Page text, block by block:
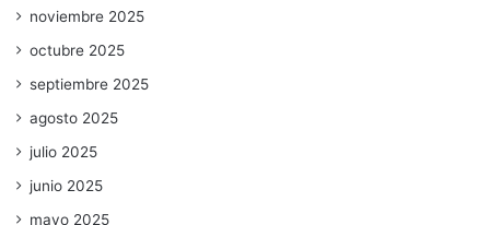
noviembre 2025
octubre 2025
septiembre 2025
agosto 2025
julio 2025
junio 2025
mayo 2025